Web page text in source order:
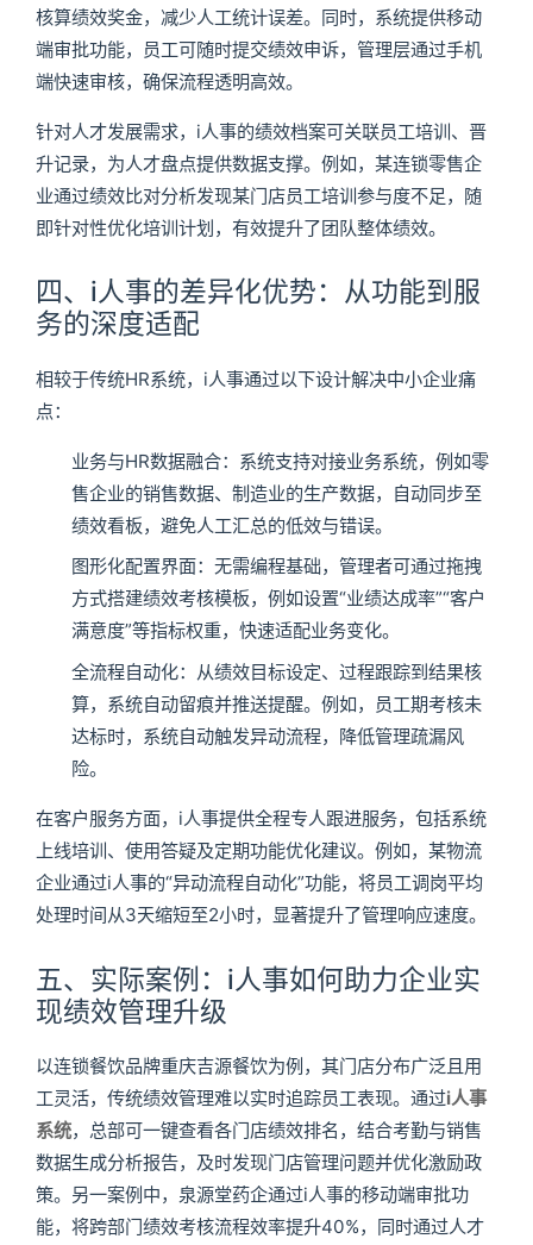
核算绩效奖金，减少人工统计误差。同时，系统提供移动
端审批功能，员工可随时提交绩效申诉，管理层通过手机
端快速审核，确保流程透明高效。
针对人才发展需求，i人事的绩效档案可关联员工培训、晋
升记录，为人才盘点提供数据支撑。例如，某连锁零售企
业通过绩效比对分析发现某门店员工培训参与度不足，随
即针对性优化培训计划，有效提升了团队整体绩效。
四、i人事的差异化优势：从功能到服
务的深度适配
相较于传统HR系统，i人事通过以下设计解决中小企业痛
点：
业务与HR数据融合：系统支持对接业务系统，例如零
售企业的销售数据、制造业的生产数据，自动同步至
绩效看板，避免人工汇总的低效与错误。
图形化配置界面：无需编程基础，管理者可通过拖拽
方式搭建绩效考核模板，例如设置“业绩达成率”“客户
满意度”等指标权重，快速适配业务变化。
全流程自动化：从绩效目标设定、过程跟踪到结果核
算，系统自动留痕并推送提醒。例如，员工期考核未
达标时，系统自动触发异动流程，降低管理疏漏风
险。
在客户服务方面，i人事提供全程专人跟进服务，包括系统
上线培训、使用答疑及定期功能优化建议。例如，某物流
企业通过i人事的“异动流程自动化”功能，将员工调岗平均
处理时间从3天缩短至2小时，显著提升了管理响应速度。
五、实际案例：i人事如何助力企业实
现绩效管理升级
以连锁餐饮品牌重庆吉源餐饮为例，其门店分布广泛且用
工灵活，传统绩效管理难以实时追踪员工表现。通过i人事
系统，总部可一键查看各门店绩效排名，结合考勤与销售
数据生成分析报告，及时发现门店管理问题并优化激励政
策。另一案例中，泉源堂药企通过i人事的移动端审批功
能，将跨部门绩效考核流程效率提升40%，同时通过人才